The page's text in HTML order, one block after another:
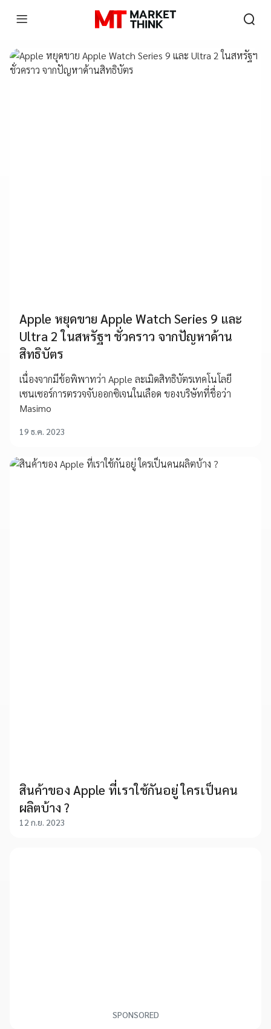
Apple หยุดขาย Apple Watch Series 9 และ
Ultra 2 ในสหรัฐฯ ชั่วคราว จากปัญหาด้าน
สิทธิบัตร
เนื่องจากมีข้อพิพาทว่า Apple ละเมิดสิทธิบัตรเทคโนโลยี
เซนเซอร์การตรวจจับออกซิเจนในเลือด ของบริษัทที่ชื่อว่า
Masimo
19 ธ.ค. 2023
สินค้าของ Apple ที่เราใช้กันอยู่ ใครเป็นคน
ผลิตบ้าง ?
12 ก.ย. 2023
SPONSORED